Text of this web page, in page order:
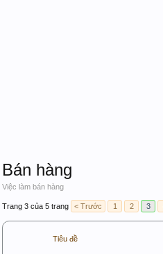
Bán hàng
Việc làm bán hàng
Trang 3 của 5 trang < Trước 1 2 3
Tiêu đề